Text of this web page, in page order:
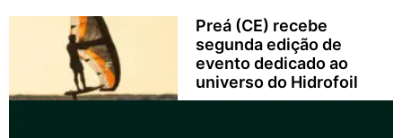
Preá (CE) recebe
segunda edição de
evento dedicado ao
universo do Hidrofoil